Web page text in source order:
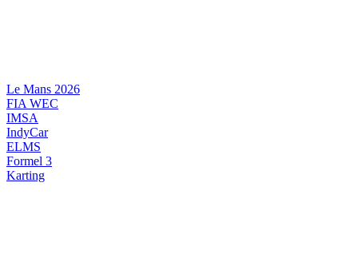
Le Mans 2026
FIA WEC
IMSA
IndyCar
ELMS
Formel 3
Karting